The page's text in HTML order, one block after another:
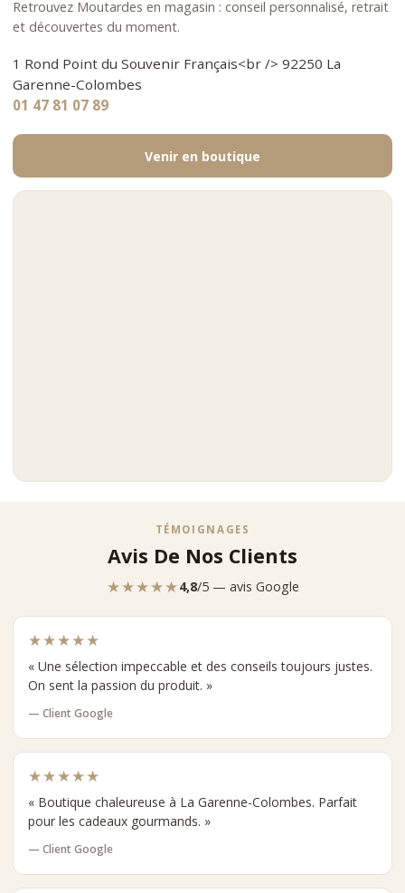
Retrouvez Moutardes en magasin : conseil personnalisé, retrait
et découvertes du moment.
1 Rond Point du Souvenir Français<br /> 92250 La
Garenne-Colombes
01 47 81 07 89
Venir en boutique
TÉMOIGNAGES
Avis De Nos Clients
★★★★★4,8/5 — avis Google
★★★★★
« Une sélection impeccable et des conseils toujours justes.
On sent la passion du produit. »
— Client Google
★★★★★
« Boutique chaleureuse à La Garenne-Colombes. Parfait
pour les cadeaux gourmands. »
— Client Google